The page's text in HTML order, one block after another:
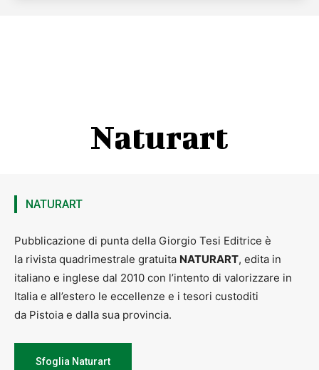
Naturart
NATURART
Pubblicazione di punta della Giorgio Tesi Editrice è
la rivista quadrimestrale gratuita NATURART, edita in
italiano e inglese dal 2010 con l’intento di valorizzare in
Italia e all’estero le eccellenze e i tesori custoditi
da Pistoia e dalla sua provincia.
Sfoglia Naturart